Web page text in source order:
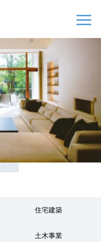
住宅建築
土木事業